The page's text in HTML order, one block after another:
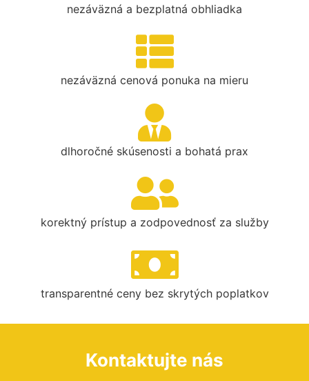
nezáväzná a bezplatná obhliadka
nezáväzná cenová ponuka na mieru
dlhoročné skúsenosti a bohatá prax
korektný prístup a zodpovednosť za služby
transparentné ceny bez skrytých poplatkov
Kontaktujte nás